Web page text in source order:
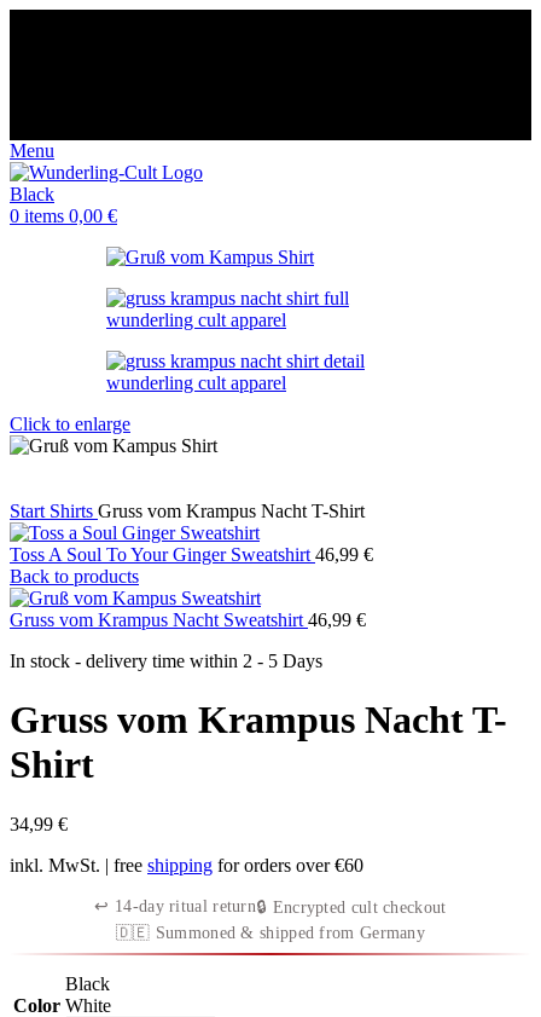
Menu
0 items 0,00 €
Click to enlarge
Start Shirts Gruss vom Krampus Nacht T-Shirt
Toss A Soul To Your Ginger Sweatshirt 46,99 €
Back to products
Gruss vom Krampus Nacht Sweatshirt 46,99 €
In stock - delivery time within 2 - 5 Days
Gruss vom Krampus Nacht T-
Shirt
34,99 €
inkl. MwSt. | free shipping for orders over €60
↩︎ 14-day ritual return🔒 Encrypted cult checkout
🇩🇪 Summoned & shipped from Germany
Color
Black
White